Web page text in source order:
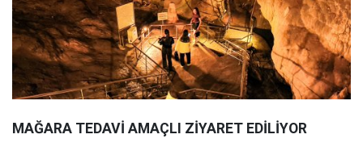
MAĞARA TEDAVİ AMAÇLI ZİYARET EDİLİYOR